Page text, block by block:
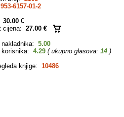
953-6157-01-2
30.00 €
cijena: 27.00 €
nakladnika: 5.00
korisnika: 4.29 ( ukupno glasova: 14 )
knjige: 10486